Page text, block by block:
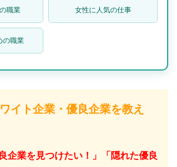
職業 女性に人気の仕事
の職業
イト企業・優良企業を教え
企業を見つけたい！」「隠れた優良